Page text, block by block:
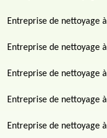
Entreprise de nettoyage
Entreprise de nettoyage
Entreprise de nettoyage
Entreprise de nettoyage
Entreprise de nettoyage